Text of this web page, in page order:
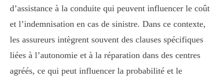
d’assistance à la conduite qui peuvent influencer le coût
et l’indemnisation en cas de sinistre. Dans ce contexte,
les assureurs intègrent souvent des clauses spécifiques
liées à l’autonomie et à la réparation dans des centres
agréés, ce qui peut influencer la probabilité et le